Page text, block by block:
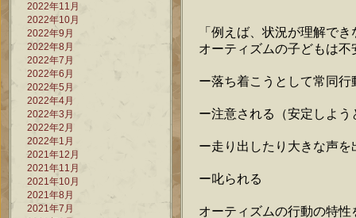
2022年11月
2022年10月
2022年9月
2022年8月
2022年7月
2022年6月
2022年5月
2022年4月
2022年3月
2022年2月
2022年1月
2021年12月
2021年11月
2021年10月
2021年8月
2021年7月
「例えば、状況が理解で
オーティズムの子どもは不
ー落ち着こうとして常同行
ー注意される（安定しよ
ー走り出したり大きな声
ー叱られる
オーティズムの行動の特